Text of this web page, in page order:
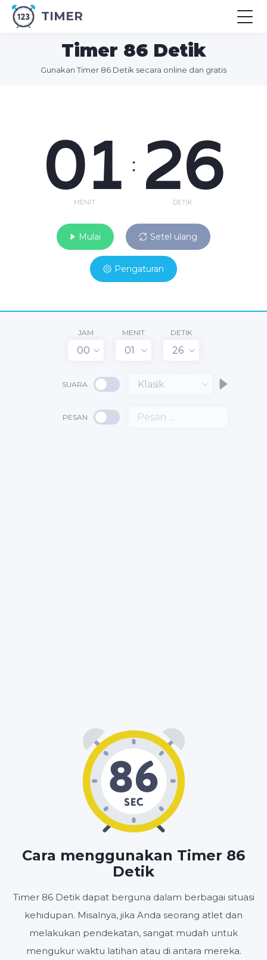
TIMER
Timer 86 Detik
Gunakan Timer 86 Detik secara online dan gratis
01
MENIT
: 26
DETIK
Mulai Setel ulang
Pengaturan
JAM
00
MENIT
01
DETIK
26
SUARA Klasik
PESAN
Cara menggunakan Timer 86
Detik
Timer 86 Detik dapat berguna dalam berbagai situasi
kehidupan. Misalnya, jika Anda seorang atlet dan
melakukan pendekatan, sangat mudah untuk
mengukur waktu latihan atau di antara mereka.
01 : 26
Mulai Setel ulang Pengaturan